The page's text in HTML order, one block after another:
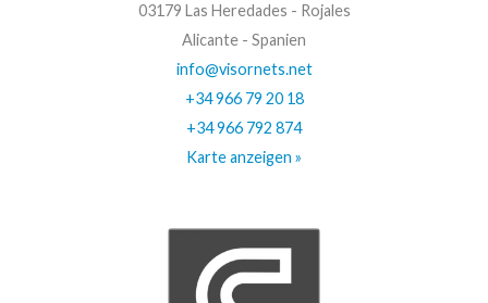
03179 Las Heredades - Rojales
Alicante - Spanien
info@visornets.net
+34 966 79 20 18
+34 966 792 874
Karte anzeigen »